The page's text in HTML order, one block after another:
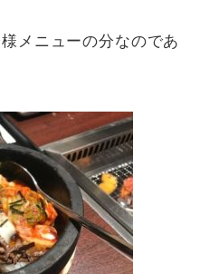
メニューの分なのであ